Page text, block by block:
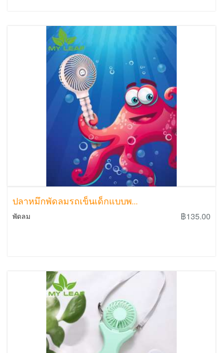
ปลาหมึกพัดลมรถเข็นเด็กแบบพ...
พัดลม ฿135.00